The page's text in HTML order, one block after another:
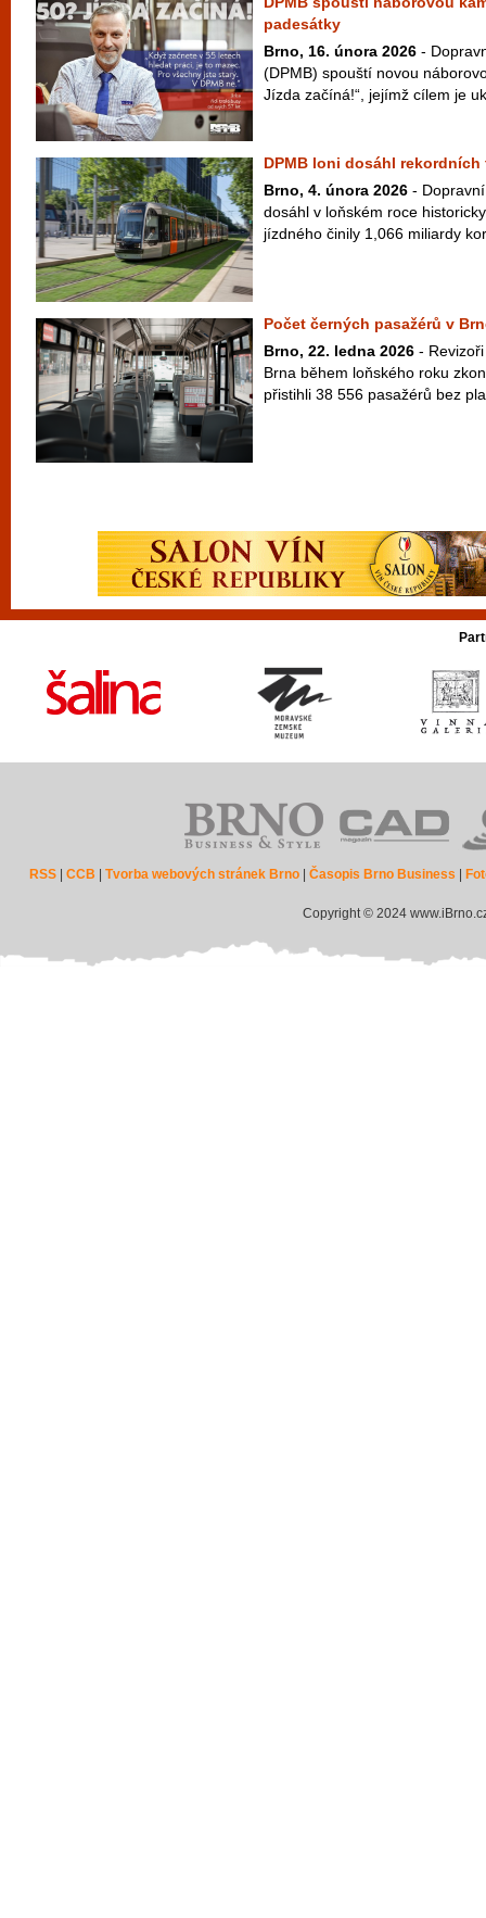
padesátky
Brno, 16. února 2026 -
(DPMB) spouští novou
Jízda začíná!“, jejímž cílem je
DPMB loni dosáhl
Brno, 4. února 2026 -
dosáhl v loňském roce
jízdného činily 1,066 miliardy
Počet černých pasažérů v
Brno, 22. ledna 2026 -
Brna během loňského roku
přistihli 38 556 pasažérů bez
RSS |CCB |Tvorba webových stránek Brno |Časopis Brno Business
Copyright © 2024